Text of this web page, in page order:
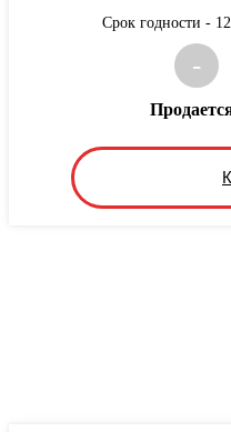
Срок годности -
-